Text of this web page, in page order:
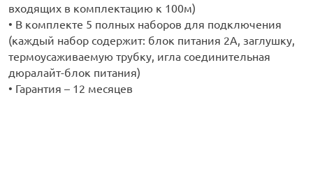
входящих в комплектацию к 100м)
• В комплекте 5 полных наборов для подключения
(каждый набор содержит: блок питания 2А, заглушку,
термоусаживаемую трубку, игла соединительная
дюралайт-блок питания)
• Гарантия – 12 месяцев